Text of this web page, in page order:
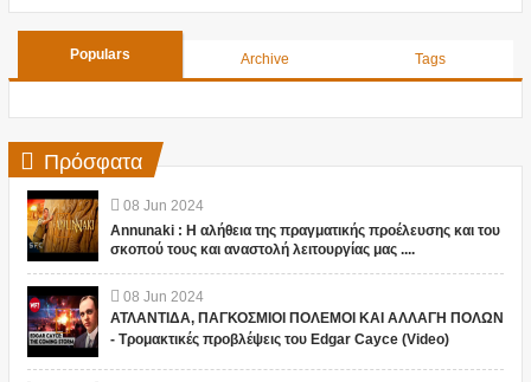
Populars Archive Tags
Πρόσφατα
08 Jun 2024
Annunaki : Η αλήθεια της πραγματικής προέλευσης και του
σκοπού τους και αναστολή λειτουργίας μας ....
08 Jun 2024
ΑΤΛΑΝΤΙΔΑ, ΠΑΓΚΟΣΜΙΟΙ ΠΟΛΕΜΟΙ ΚΑΙ ΑΛΛΑΓΗ ΠΟΛΩΝ
- Τρομακτικές προβλέψεις του Edgar Cayce (Video)